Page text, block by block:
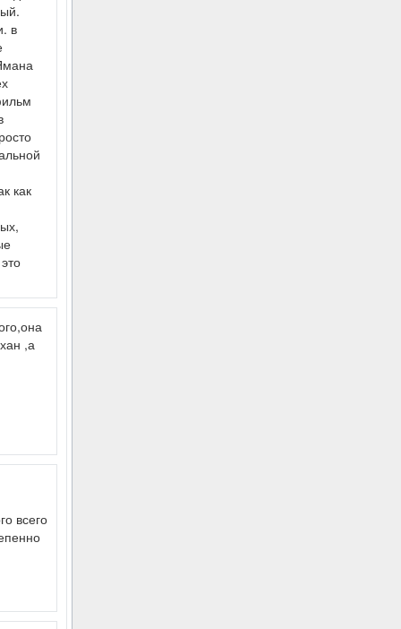
в
как
,а
всего